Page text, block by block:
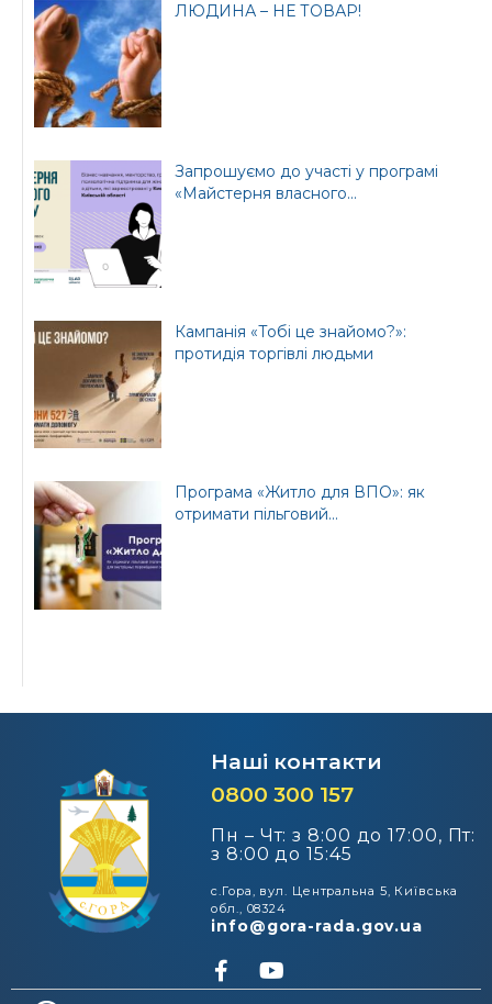
ЛЮДИНА – НЕ ТОВАР!
Запрошуємо до участі у програмі
«Майстерня власного...
Кампанія «Тобі це знайомо?»:
протидія торгівлі людьми
Програма «Житло для ВПО»: як
отримати пільговий...
Наші контакти
0800 300 157
Пн – Чт: з 8:00 до 17:00, Пт:
з 8:00 до 15:45
с.Гора, вул. Центральна 5, Київська
обл., 08324
info@gora-rada.gov.ua
Офіційний веб-сайт
Бориспільської РДА